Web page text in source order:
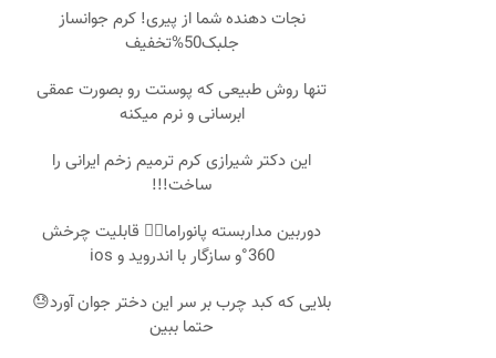
نجات دهنده شما از پیری! کرم جوانساز
جلبک50%تخفیف
تنها روش طبیعی که پوستت رو بصورت عمقی
ابرسانی و نرم میکنه
این دکتر شیرازی کرم ترمیم زخم ایرانی را
ساخت!!!
دوربین مداربسته پانوراما👈🏻 قابلیت چرخش
360°و سازگار با اندروید و ios
بلایی که کبد چرب بر سر این دختر جوان آورد😓
حتما ببین